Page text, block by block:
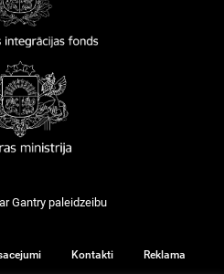
Gantry paleidzeibu
Kontakti Reklama